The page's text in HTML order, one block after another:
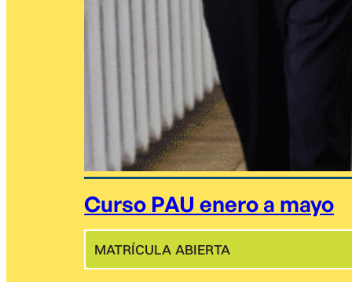
Curso PAU enero a mayo
MATRÍCULA ABIERTA